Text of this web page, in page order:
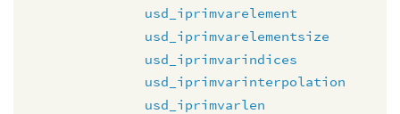
usd_iprimvarelement
usd_iprimvarelementsize
usd_iprimvarindices
usd_iprimvarinterpolation
usd_iprimvarlen